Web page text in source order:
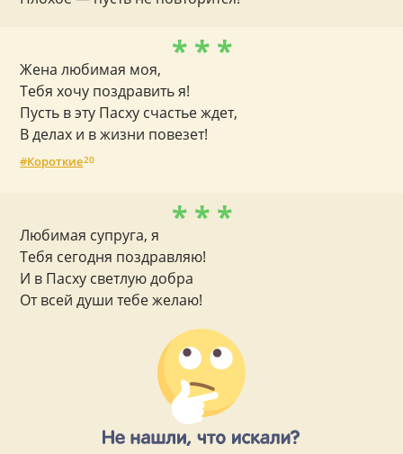
* * *
Жена любимая моя,
Тебя хочу поздравить я!
Пусть в эту Пасху счастье ждет,
В делах и в жизни повезет!
Короткие20
* * *
Любимая супруга, я
Тебя сегодня поздравляю!
И в Пасху светлую добра
От всей души тебе желаю!